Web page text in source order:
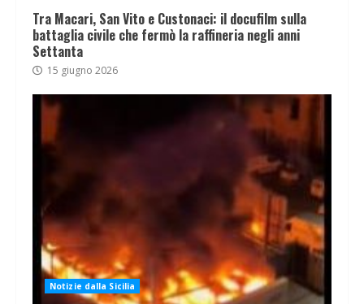
Tra Macari, San Vito e Custonaci: il docufilm sulla
battaglia civile che fermò la raffineria negli anni
Settanta
15 giugno 2026
Notizie dalla Sicilia